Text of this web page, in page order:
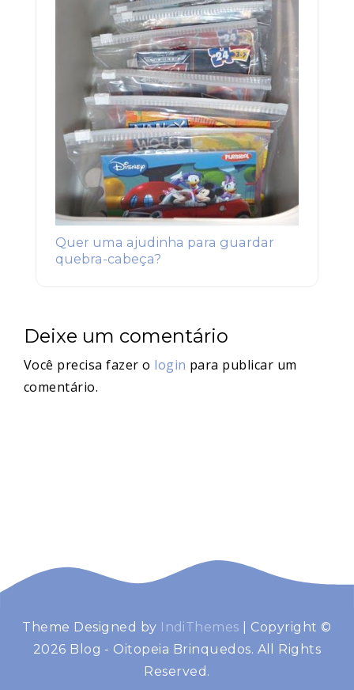
Quer uma ajudinha para guardar
quebra-cabeça?
Deixe um comentário
Você precisa fazer o login para publicar um
comentário.
Theme Designed by IndiThemes
Copyright ©
2026 Blog - Oitopeia Brinquedos. All Rights
Reserved.